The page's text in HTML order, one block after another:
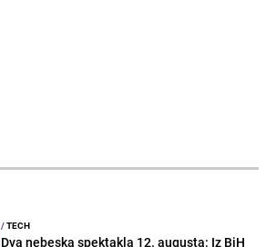
/TECH
Dva nebeska spektakla 12. augusta: Iz BiH